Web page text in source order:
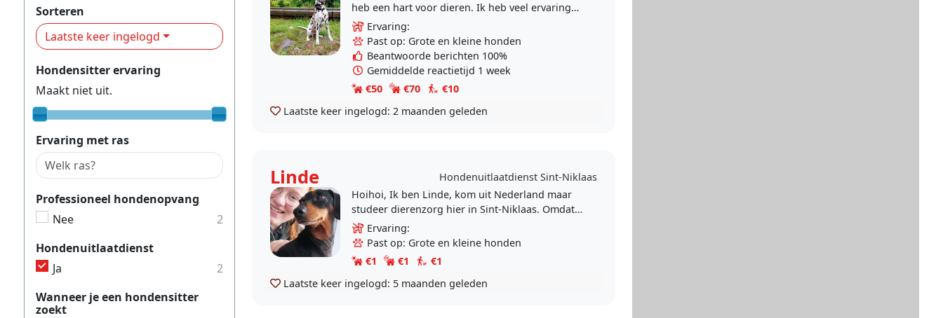
heb een hart voor dieren. Ik heb veel ervaring
opgedaan met mijn eigen honden - maar ook
met de..
Ervaring:
Past op: Grote en kleine honden
Beantwoorde berichten 100%
Gemiddelde reactietijd 1 week
€50
€70
€10
Laatste keer ingelogd: 2 maanden geleden
Linde
Hondenuitlaatdienst Sint-Niklaas
Hoihoi, Ik ben Linde, kom uit Nederland maar
studeer dierenzorg hier in Sint-Niklaas. Omdat
ik enorm van dieren hou en ik iets aan mijn
conditie wil..
Ervaring:
Past op: Grote en kleine honden
€1
€1
€1
Laatste keer ingelogd: 5 maanden geleden
Sorteren
Laatste keer ingelogd
Hondensitter ervaring
Maakt niet uit.
Ervaring met ras
Professioneel hondenopvang
Nee
2
Hondenuitlaatdienst
Ja
2
Wanneer je een hondensitter
zoekt